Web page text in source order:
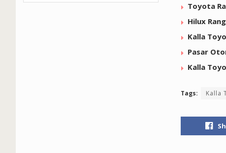
Toyota
Hilux
Kalla
Pasar
Kalla
Tags: Kalla